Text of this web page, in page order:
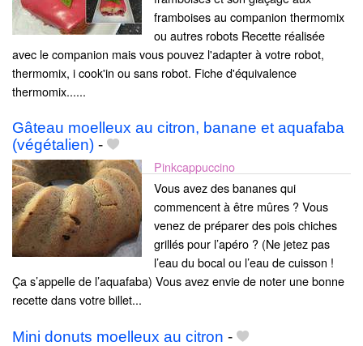
framboises au companion thermomix
ou autres robots Recette réalisée
avec le companion mais vous pouvez l'adapter à votre robot,
thermomix, i cook'in ou sans robot. Fiche d'équivalence
thermomix......
Gâteau moelleux au citron, banane et aquafaba
(végétalien) -
Pinkcappuccino
Vous avez des bananes qui
commencent à être mûres ? Vous
venez de préparer des pois chiches
grillés pour l’apéro ? (Ne jetez pas
l’eau du bocal ou l’eau de cuisson !
Ça s’appelle de l’aquafaba) Vous avez envie de noter une bonne
recette dans votre billet...
Mini donuts moelleux au citron -